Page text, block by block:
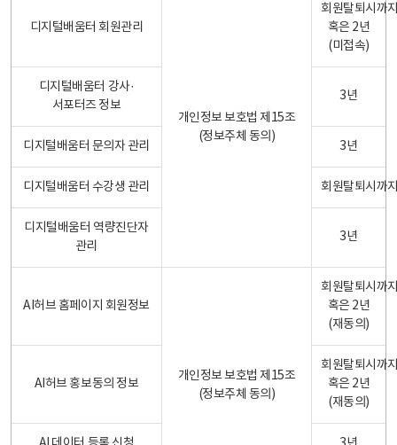
디지털배움터 회원관리
개인정보 보호법 제15조
(정보주체 동의)
회원탈퇴시까
혹은 2년
(미접속)
디지털배움터 강사·
서포터즈 정보
3년
디지털배움터 문의자 관리 3년
디지털배움터 수강생 관리 회원탈퇴시까
디지털배움터 역량진단자
관리
3년
AI허브 홈페이지 회원정보
개인정보 보호법 제15조
(정보주체 동의)
회원탈퇴시까
혹은 2년
(재동의)
AI허브 홍보동의 정보
회원탈퇴시까
혹은 2년
(재동의)